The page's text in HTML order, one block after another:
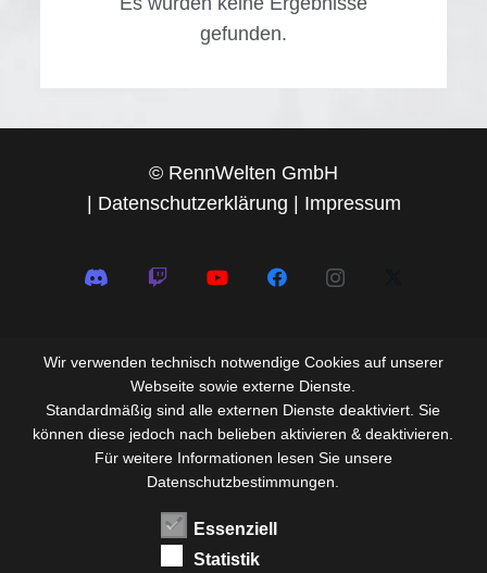
gefunden.
© RennWelten GmbH
Datenschutzerklärung Impressum
Wir verwenden technisch notwendige Cookies auf unserer
Webseite sowie externe Dienste.
Standardmäßig sind alle externen Dienste deaktiviert. Sie
können diese jedoch nach belieben aktivieren & deaktivieren.
Für weitere Informationen lesen Sie unsere
Datenschutzbestimmungen.
Essenziell
Statistik